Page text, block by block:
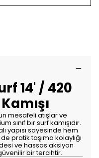
14' / 420
mesafeli atışlar ve
sınıf bir surf kamışıdır.
yapısı sayesinde hem
pratik taşıma kolaylığı
ve hassas aksiyon
bir tercihtir.